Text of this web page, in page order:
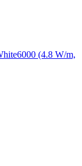
(4.8 W/m,